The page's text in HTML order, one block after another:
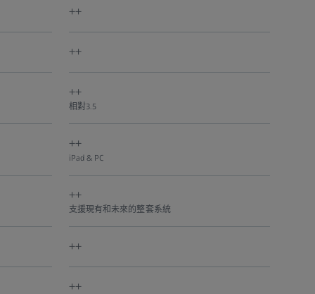
++
++
++
相對3.5
++
iPad & PC
++
支援現有和未來的整套系統
++
++